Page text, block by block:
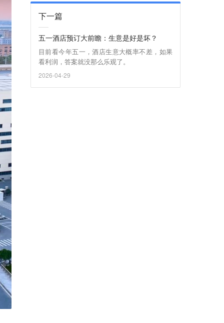
下一篇
五一酒店预订大前瞻：生意是好是坏？
目前看今年五一，酒店生意大概率不差，如果
看利润，答案就没那么乐观了。
2026-04-29